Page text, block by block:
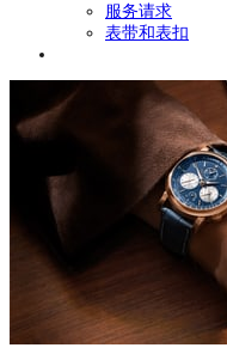
服务请求
表带和表扣